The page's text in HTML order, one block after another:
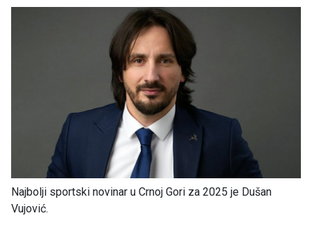
Najbolji sportski novinar u Crnoj Gori za 2025 je Dušan
Vujović.